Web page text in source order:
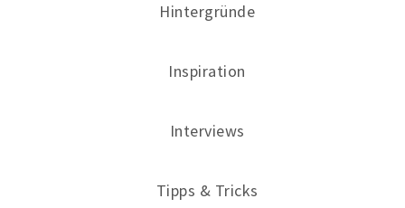
Hintergründe
Inspiration
Interviews
Tipps & Tricks